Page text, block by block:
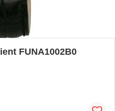
FUNA1002B0